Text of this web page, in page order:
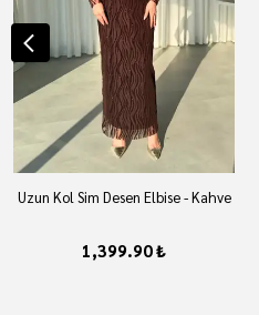
Uzun Kol Sim Desen Elbise - Kahve
1,399.90 ₺